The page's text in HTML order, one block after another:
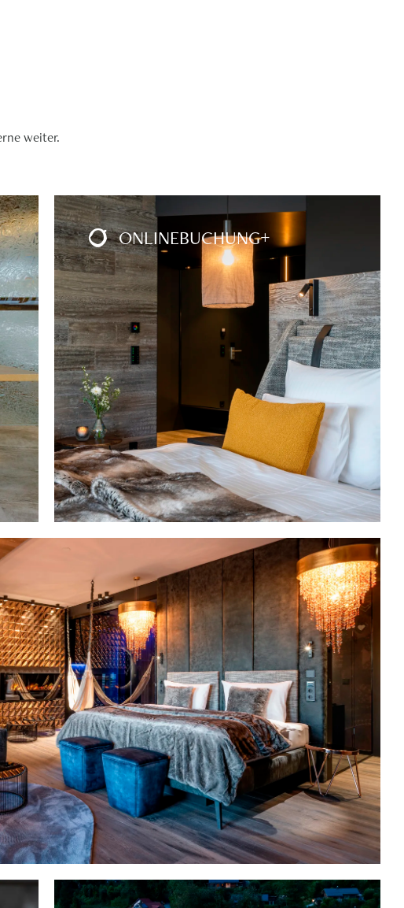
weiter.
ONLINEBUCHUNG